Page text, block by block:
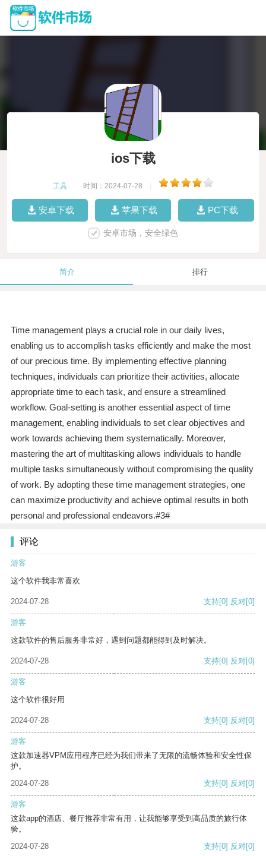
ios下载
工具 时间：2024-07-28
安卓下载 苹果下载 PC下载
安卓市场，安全绿色
简介 排行
Time management plays a crucial role in our daily lives,
enabling us to accomplish tasks efficiently and make the most
of our precious time. By implementing effective planning
techniques, individuals can prioritize their activities, allocate
appropriate time to each task, and ensure a streamlined
workflow. Goal-setting is another essential aspect of time
management, enabling individuals to set clear objectives and
work towards achieving them systematically. Moreover,
mastering the art of multitasking allows individuals to handle
multiple tasks simultaneously without compromising the quality
of work. By adopting these time management strategies, one
can maximize productivity and achieve optimal results in both
personal and professional endeavors.#3#
评论
游客
这个软件我非常喜欢
2024-07-28 支持[0] 反对[0]
游客
这款软件的售后服务非常好，遇到问题都能得到及时解决。
2024-07-28 支持[0] 反对[0]
游客
这个软件很好用
2024-07-28 支持[0] 反对[0]
游客
这款加速器VPM应用程序已经为我们带来了无限的流畅体验和安全性保
护。
2024-07-28
支持[0] 反对[0]
游客
这款app的酒店、餐厅推荐非常有用，让我能够享受到高品质的旅行体
验。
2024-07-28
支持[0] 反对[0]